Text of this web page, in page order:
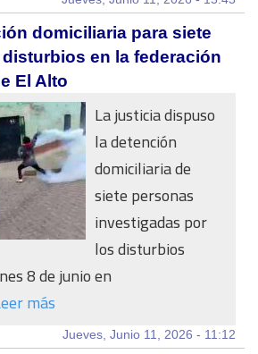
domiciliaria para siete
en la federación
El Alto
La justicia dispuso
la detención
domiciliaria de
siete personas
investigadas por
los disturbios
8 de junio en
más
Jueves, Junio 11, 2026 - 11:12